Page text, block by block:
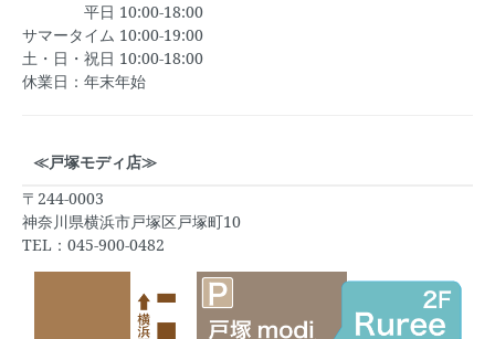
平日 10:00-18:00
サマータイム 10:00-19:00
土・日・祝日 10:00-18:00
休業日：年末年始
≪戸塚モディ店≫
〒244-0003
神奈川県横浜市戸塚区戸塚町10
TEL：045-900-0482